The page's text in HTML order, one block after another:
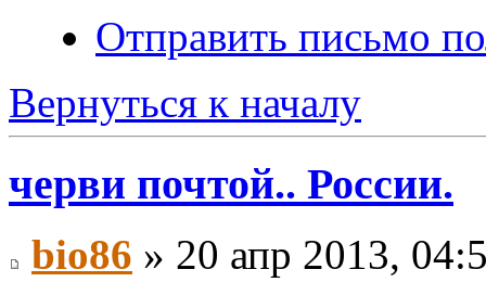
Отправить письмо
Вернуться к началу
черви почтой.. России.
bio86 » 20 апр 2013,